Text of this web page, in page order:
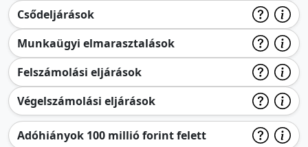
Csődeljárások
Munkaügyi elmarasztalások
Felszámolási eljárások
Végelszámolási eljárások
Adóhiányok 100 millió forint felett